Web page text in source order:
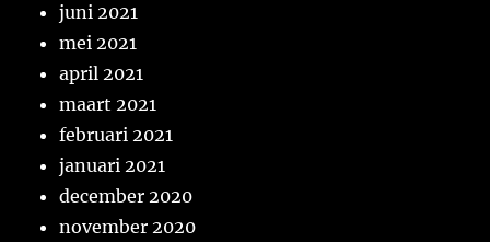
juni 2021
mei 2021
april 2021
maart 2021
februari 2021
januari 2021
december 2020
november 2020